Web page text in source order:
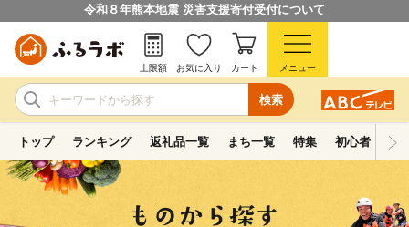
令和８年熊本地震 災害支援寄付受付について
検索
上限額 お気に入り カート メニュー
トップ ランキング 返礼品一覧 まち一覧 特集 初心者ガイド